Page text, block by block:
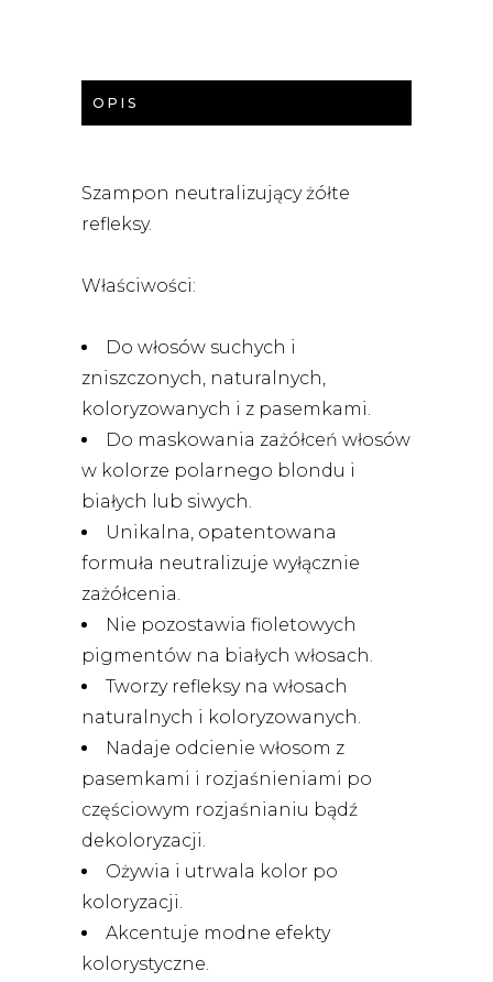
OPIS
Szampon neutralizujący żółte
refleksy.
Właściwości:
Do włosów suchych i
zniszczonych, naturalnych,
koloryzowanych i z pasemkami.
Do maskowania zażółceń włosów
w kolorze polarnego blondu i
białych lub siwych.
Unikalna, opatentowana
formuła neutralizuje wyłącznie
zażółcenia.
Nie pozostawia fioletowych
pigmentów na białych włosach.
Tworzy refleksy na włosach
naturalnych i koloryzowanych.
Nadaje odcienie włosom z
pasemkami i rozjaśnieniami po
częściowym rozjaśnianiu bądź
dekoloryzacji.
Ożywia i utrwala kolor po
koloryzacji.
Akcentuje modne efekty
kolorystyczne.